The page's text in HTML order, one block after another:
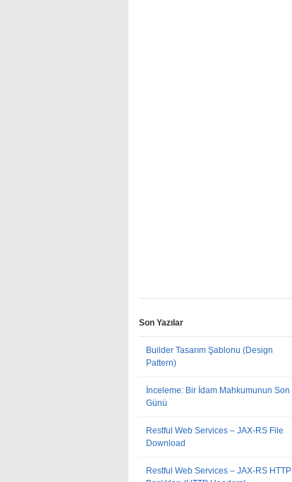
Son Yazılar
Builder Tasarım Şablonu (Design
Pattern)
İnceleme: Bir İdam Mahkumunun Son
Günü
Restful Web Services – JAX-RS File
Download
Restful Web Services – JAX-RS HTTP